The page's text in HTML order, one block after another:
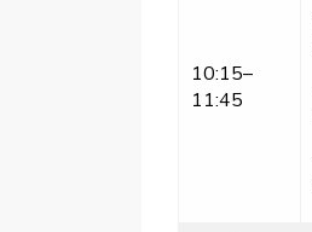
10:15–
11:45